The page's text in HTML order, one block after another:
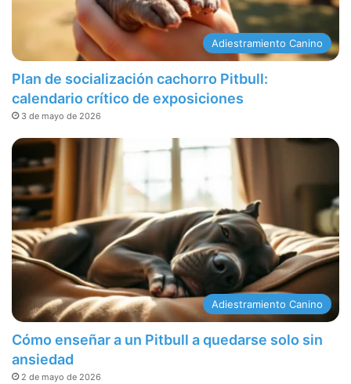
Adiestramiento Canino
Plan de socialización cachorro Pitbull:
calendario crítico de exposiciones
3 de mayo de 2026
Adiestramiento Canino
Cómo enseñar a un Pitbull a quedarse solo sin
ansiedad
2 de mayo de 2026